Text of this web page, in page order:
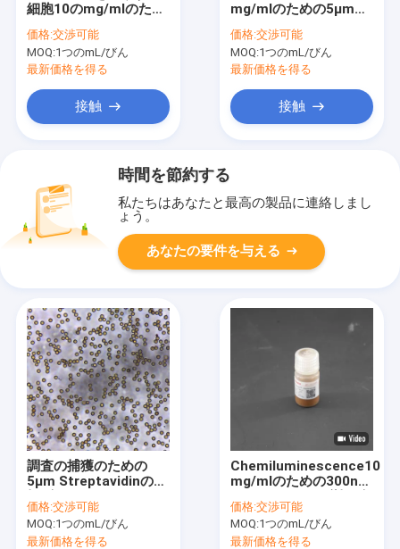
細胞10のmg/mlのため
磁気ビード1つのmL
価格:交渉可能
MOQ:1つのmL/びん
最新価格を得る
接触
mg/mlのための5μmの
Magbeads 10のmL
価格:交渉可能
MOQ:1つのmL/びん
最新価格を得る
接触
時間を節約する
私たちはあなたと最高の製品に連絡しまし
ょう。
あなたの要件を与える
調査の捕獲のための
5μm Streptavidinの磁
100つのmL
価格:交渉可能
MOQ:1つのmL/びん
最新価格を得る
Chemiluminescence10
mg/mlのための300nm
ード10のmL
価格:交渉可能
MOQ:1つのmL/びん
最新価格を得る